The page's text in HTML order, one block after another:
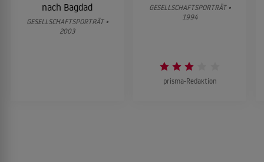
nach Bagdad
GESELLSCHAFTSPORTRÄT •
2003
GESELLSCHAFTSPORTRÄT •
1994
prisma-Redaktion